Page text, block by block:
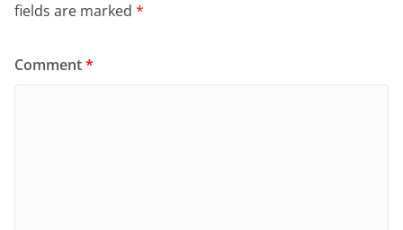
fields are marked *
Comment*